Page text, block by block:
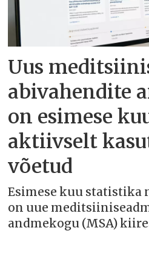
Uus
abivahendite
on esimese
aktiivselt
võetud
Esimese kuu statistika
on uue
andmekogu (MSA)